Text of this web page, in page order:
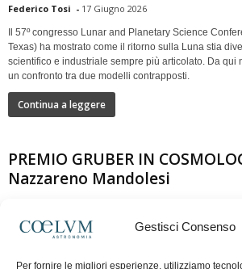
Gestisci Consenso
Per fornire le migliori esperienze, utilizziamo
Federico Tosi - 17 Giugno 2026
Il 57º congresso Lunar and Planetary Science
Texas) ha mostrato come il ritorno sulla Luna stia
scientifico e industriale sempre più articolato. Da qui
un confronto tra due modelli contrapposti.
Continua a leggere
PREMIO GRUBER IN
Nazzareno Mandolesi